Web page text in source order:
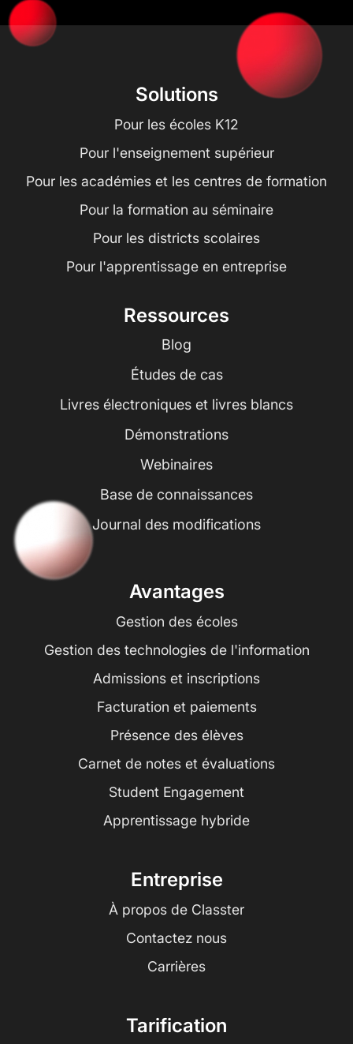
Solutions
Pour les écoles K12
Pour l'enseignement supérieur
Pour les académies et les centres de formation
Pour la formation au séminaire
Pour les districts scolaires
Pour l'apprentissage en entreprise
Ressources
Blog
Études de cas
Livres électroniques et livres blancs
Démonstrations
Webinaires
Base de connaissances
Journal des modifications
Avantages
Gestion des écoles
Gestion des technologies de l'information
Admissions et inscriptions
Facturation et paiements
Présence des élèves
Carnet de notes et évaluations
Student Engagement
Apprentissage hybride
Entreprise
À propos de Classter
Contactez nous
Carrières
Tarification